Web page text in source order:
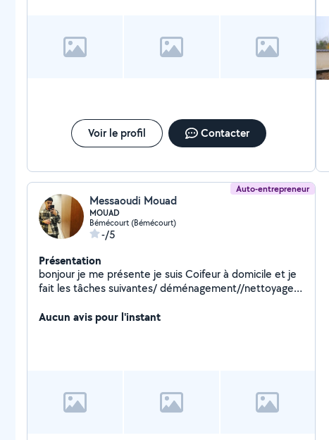
Voir le profil Contacter
Auto-entrepreneur
Messaoudi Mouad
MOUAD
Bémécourt (Bémécourt)
-/5
Présentation
bonjour je me présente je suis Coifeur à domicile et je
fait les tâches suivantes/ déménagement//nettoyage
âgées/Livraison/course/garde d'animaux
Aucun avis pour l'instant